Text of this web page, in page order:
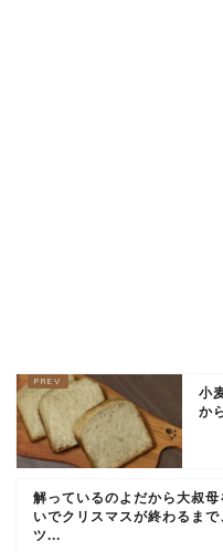
小
か
解っているのよだから大叔母
いでクリスマスが終わるまで
ツ...